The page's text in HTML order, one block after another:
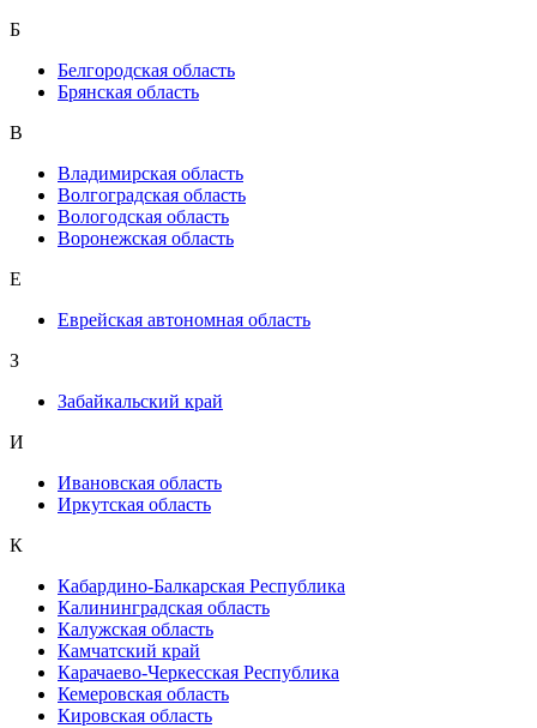
Б
Белгородская область
Брянская область
В
Владимирская область
Волгоградская область
Вологодская область
Воронежская область
Е
Еврейская автономная область
З
Забайкальский край
И
Ивановская область
Иркутская область
К
Кабардино-Балкарская Республика
Калининградская область
Калужская область
Камчатский край
Карачаево-Черкесская Республика
Кемеровская область
Кировская область